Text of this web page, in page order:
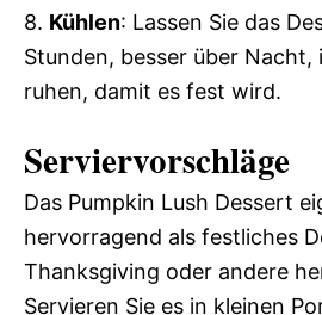
8. Kühlen: Lassen Sie das
Stunden, besser über Nacht,
ruhen, damit es fest wird.
Serviervorschläge
Das Pumpkin Lush Dessert
hervorragend als festliches
Thanksgiving oder andere
Servieren Sie es in kleinen